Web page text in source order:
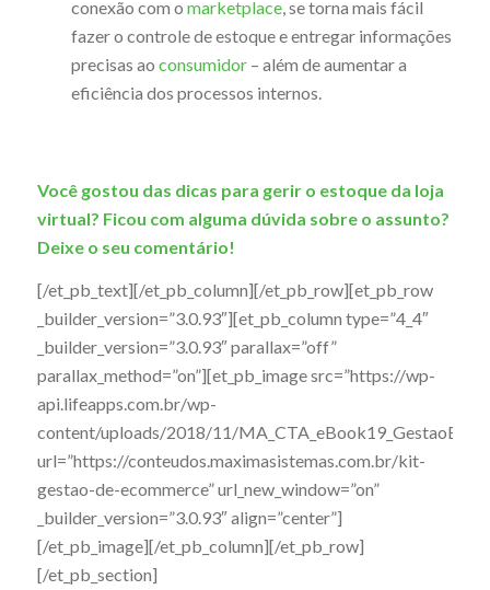
conexão com o marketplace, se torna mais fácil
fazer o controle de estoque e entregar informações
precisas ao consumidor– além de aumentar a
eficiência dos processos internos.
Você gostou das dicas para gerir o estoque da loja
virtual? Ficou com alguma dúvida sobre o assunto?
Deixe o seu comentário!
[/et_pb_text][/et_pb_column][/et_pb_row][et_pb_row
_builder_version=”3.0.93″][et_pb_column type=”4_4″
_builder_version=”3.0.93″ parallax=”off”
parallax_method=”on”][et_pb_image src=”https://wp-
api.lifeapps.com.br/wp-
content/uploads/2018/11/
url=”https://conteudos.maximasistemas.com.br/kit-
gestao-de-ecommerce” url_new_window=”on”
_builder_version=”3.0.93″ align=”center”]
[/et_pb_image][/et_pb_column][/et_pb_row]
[/et_pb_section]